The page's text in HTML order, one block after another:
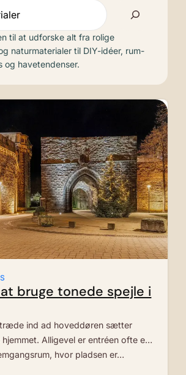
til at udforske alt fra rolige
naturmaterialer til DIY-idéer, rum-
og havetendenser.
bruge tonede spejle i
træde ind ad hoveddøren sætter
Alligevel er entréen ofte et
hvor pladsen er…